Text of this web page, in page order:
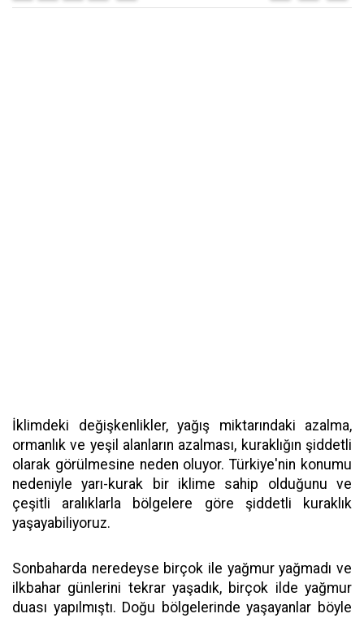
İklimdeki değişkenlikler, yağış miktarındaki azalma,
ormanlık ve yeşil alanların azalması, kuraklığın şiddetli
olarak görülmesine neden oluyor. Türkiye'nin konumu
nedeniyle yarı-kurak bir iklime sahip olduğunu ve
çeşitli aralıklarla bölgelere göre şiddetli kuraklık
yaşayabiliyoruz.
Sonbaharda neredeyse birçok ile yağmur yağmadı ve
ilkbahar günlerini tekrar yaşadık, birçok ilde yağmur
duası yapılmıştı. Doğu bölgelerinde yaşayanlar böyle